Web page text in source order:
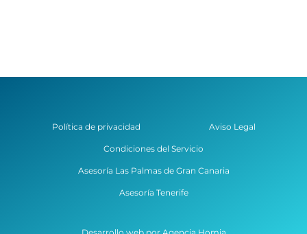
Política de privacidad Aviso Legal
Condiciones del Servicio
Asesoría Las Palmas de Gran Canaria
Asesoría Tenerife